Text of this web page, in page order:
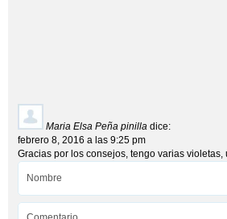
Maria Elsa Peña pinilla dice:
febrero 8, 2016 a las 9:25 pm
Gracias por los consejos, tengo varias